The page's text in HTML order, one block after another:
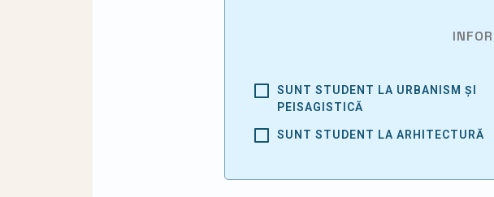
SUNT STUDENT LA URBANISM ȘI
PEISAGISTICĂ
SUNT STUDENT LA ARHITECTURĂ